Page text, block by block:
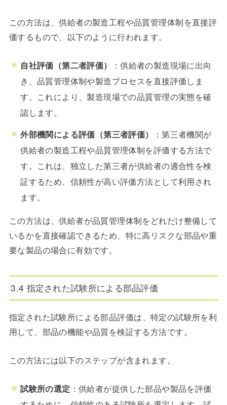
この方法は、供給者の製造工程や品質管理体制を直接評
価するもので、以下のように行われます。
自社評価（第二者評価）
：供給者の製造現場に出向
き、品質管理体制や製造プロセスを直接評価しま
す。これにより、製造現場での品質管理の実態を確
認します。
外部機関による評価（第三者評価）
：第三者機関が
供給者の製造工程や品質管理体制を評価する方法で
す。これは、独立した第三者が供給者の適合性を検
証するため、信頼性が高い評価方法として利用され
ます。
この方法は、供給者が品質管理体制をどれだけ整備して
いるかを直接確認できるため、特に高リスクな部品や重
要な製品の場合に有効です。
3.4 指定された試験所による部品評価
指定された試験所による部品評価は、特定の試験所を利
用して、部品の機能や品質を検証する方法です。
この方法には以下のステップが含まれます。
試験所の選定 ：供給者が提供した部品や製品を評価